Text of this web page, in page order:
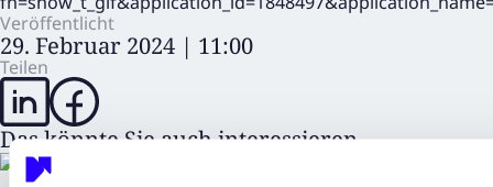
Veröffentlicht
29. Februar 2024 | 11:00
Teilen
Das könnte Sie auch interessieren